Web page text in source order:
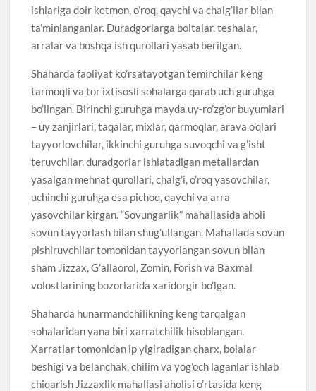
ishlariga doir ketmon, o’roq, qaychi va chalg’ilar bilan
ta’minlanganlar. Duradgorlarga boltalar, teshalar,
arralar va boshqa ish qurollari yasab berilgan.
Shaharda faoliyat ko’rsatayotgan temirchilar keng
tarmoqli va tor ixtisosli sohalarga qarab uch guruhga
bo’lingan. Birinchi guruhga mayda uy-ro’zg’or buyumlari
– uy zanjirlari, taqalar, mixlar, qarmoqlar, arava o’qlari
tayyorlovchilar, ikkinchi guruhga suvoqchi va g’isht
teruvchilar, duradgorlar ishlatadigan metallardan
yasalgan mehnat qurollari, chalg’i, o’roq yasovchilar,
uchinchi guruhga esa pichoq, qaychi va arra
yasovchilar kirgan. “Sovungarlik” mahallasida aholi
sovun tayyorlash bilan shug’ullangan. Mahallada sovun
pishiruvchilar tomonidan tayyorlangan sovun bilan
sham Jizzax, G’allaorol, Zomin, Forish va Baxmal
volostlarining bozorlarida xaridorgir bo’lgan.
Shaharda hunarmandchilikning keng tarqalgan
sohalaridan yana biri xarratchilik hisoblangan.
Xarratlar tomonidan ip yigiradigan charx, bolalar
beshigi va belanchak, chilim va yog’och laganlar ishlab
chiqarish Jizzaxlik mahallasi aholisi o’rtasida keng